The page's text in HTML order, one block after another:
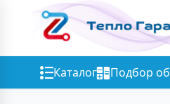
Каталог Подбор